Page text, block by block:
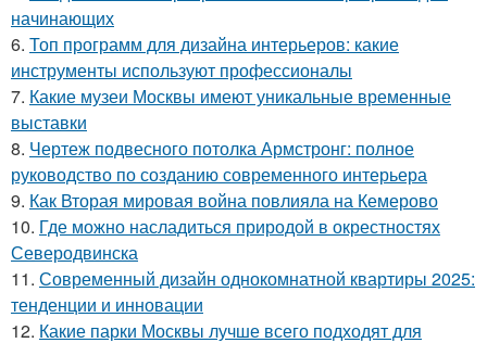
начинающих
6. Топ программ для дизайна интерьеров: какие
инструменты используют профессионалы
7. Какие музеи Москвы имеют уникальные временные
выставки
8. Чертеж подвесного потолка Армстронг: полное
руководство по созданию современного интерьера
9. Как Вторая мировая война повлияла на Кемерово
10. Где можно насладиться природой в окрестностях
Северодвинска
11. Современный дизайн однокомнатной квартиры 2025:
тенденции и инновации
12. Какие парки Москвы лучше всего подходят для